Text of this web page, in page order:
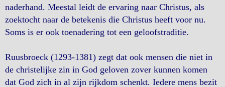
naderhand. Meestal leidt de ervaring naar Christus, als
zoektocht naar de betekenis die Christus heeft voor nu.
Soms is er ook toenadering tot een geloofstraditie.
Ruusbroeck (1293-1381) zegt dat ook mensen die niet in
de christelijke zin in God geloven zover kunnen komen
dat God zich in al zijn rijkdom schenkt. Iedere mens bezit